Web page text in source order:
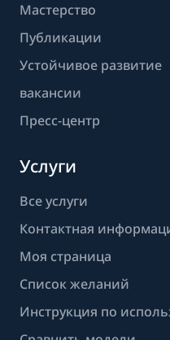
Мастерство
Публикации
Устойчивое развитие
вакансии
Пресс-центр
Услуги
Все услуги
Контактная
Моя страница
Список желаний
Инструкция по